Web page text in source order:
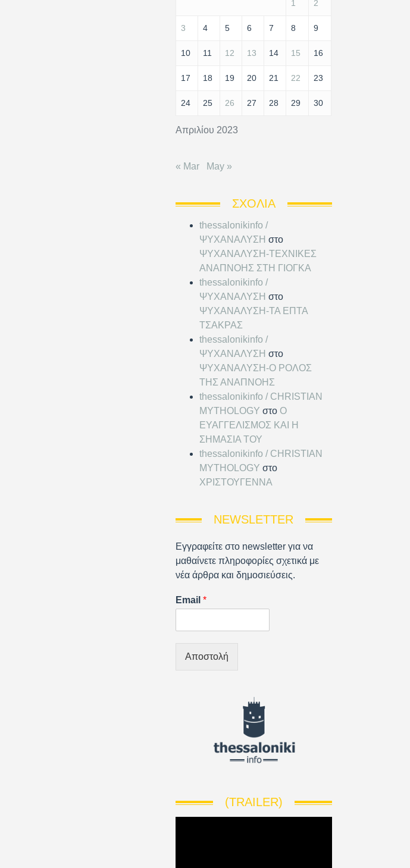
Απριλίου 2023
1 2
3 4 5 6 7 8 9
10 11 12 13 14 15 16
17 18 19 20 21 22 23
24 25 26 27 28 29 30
« Mar May »
ΣΧΌΛΙΑ
thessalonikinfo /
ΨΥΧΑΝΑΛΥΣΗ στο
ΨΥΧΑΝΑΛΥΣΗ-ΤΕΧΝΙΚΕΣ
ΑΝΑΠΝΟΗΣ ΣΤΗ ΓΙΟΓΚΑ
thessalonikinfo /
ΨΥΧΑΝΑΛΥΣΗ στο
ΨΥΧΑΝΑΛΥΣΗ-ΤΑ ΕΠΤΑ
ΤΣΑΚΡΑΣ
thessalonikinfo /
ΨΥΧΑΝΑΛΥΣΗ στο
ΨΥΧΑΝΑΛΥΣΗ-Ο ΡΟΛΟΣ
ΤΗΣ ΑΝΑΠΝΟΗΣ
thessalonikinfo / CHRISTIAN
MYTHOLOGY στο Ο
ΕΥΑΓΓΕΛΙΣΜΟΣ ΚΑΙ Η
ΣΗΜΑΣΙΑ ΤΟΥ
thessalonikinfo / CHRISTIAN
MYTHOLOGY στο
ΧΡΙΣΤΟΥΓΕΝΝΑ
NEWSLETTER
Εγγραφείτε στο newsletter για να
μαθαίνετε πληροφορίες σχετικά με
νέα άρθρα και δημοσιεύσεις.
Email*
Αποστολή
(TRAILER)